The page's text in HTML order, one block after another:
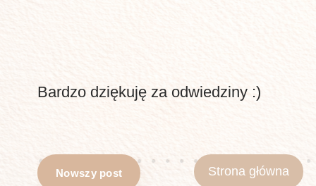
Bardzo dziękuję za odwiedziny :)
Nowszy post Strona główna